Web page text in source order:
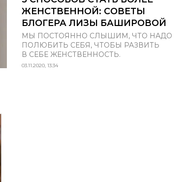
ЖЕНСТВЕННОЙ: СОВЕТЫ
БЛОГЕРА ЛИЗЫ БАШИРОВОЙ
МЫ ПОСТОЯННО СЛЫШИМ, ЧТО НАДО
ПОЛЮБИТЬ СЕБЯ, ЧТОБЫ РАЗВИТЬ
В СЕБЕ ЖЕНСТВЕННОСТЬ.
03.11.2020, 13:34